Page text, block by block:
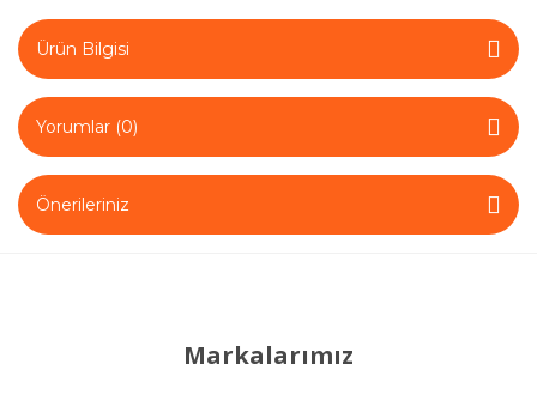
Ürün Bilgisi
Yorumlar (0)
Önerileriniz
Markalarımız